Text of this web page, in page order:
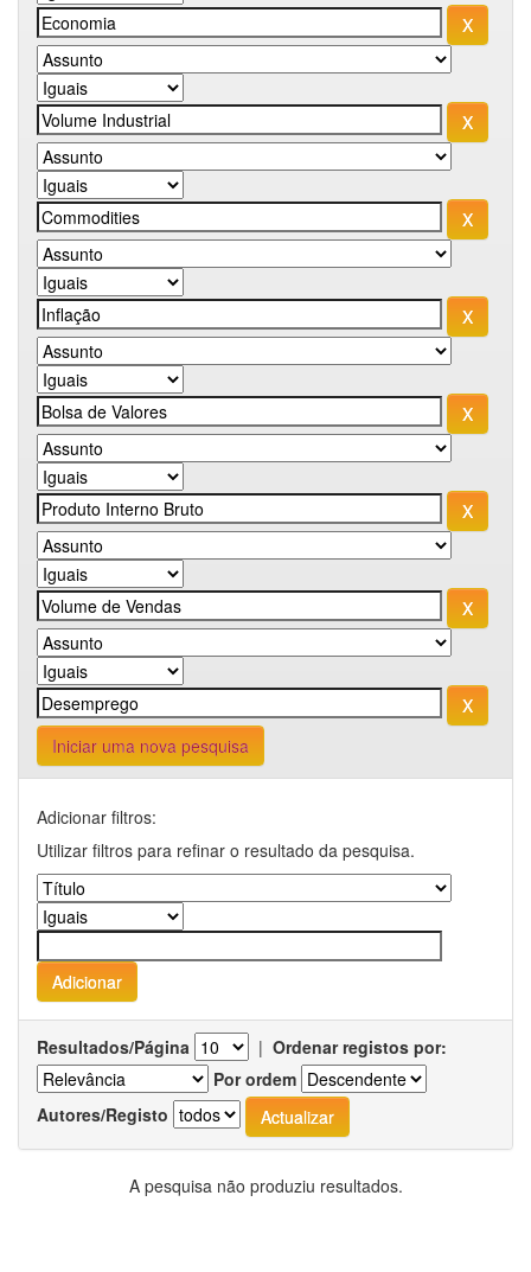
Iniciar uma nova pesquisa
Adicionar filtros:
Utilizar filtros para refinar o resultado da pesquisa.
Resultados/Página | Ordenar registos por:
Por ordem
Autores/Registo
A pesquisa não produziu resultados.